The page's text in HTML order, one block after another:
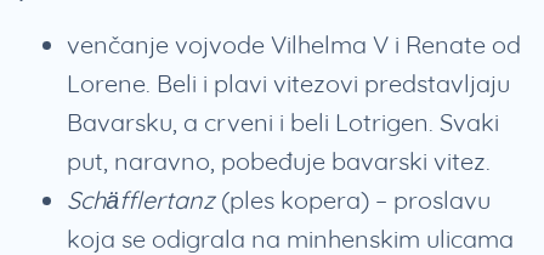
venčanje vojvode Vilhelma V i Renate od
Lorene. Beli i plavi vitezovi predstavljaju
Bavarsku, a crveni i beli Lotrigen. Svaki
put, naravno, pobeđuje bavarski vitez.
Schäfflertanz(ples kopera) – proslavu
koja se odigrala na minhenskim ulicama